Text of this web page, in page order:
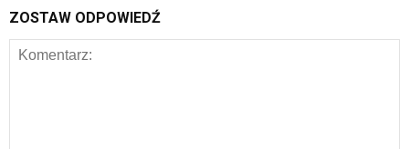
ZOSTAW ODPOWIEDŹ